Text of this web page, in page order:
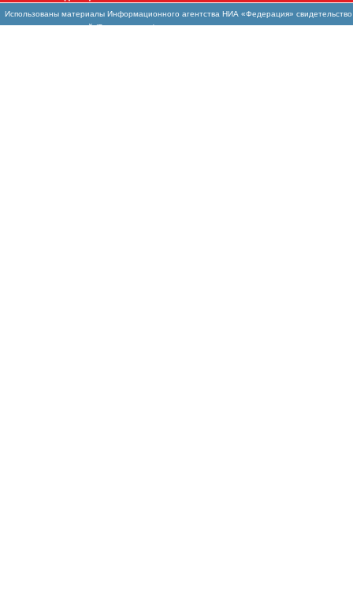
Использованы материалы Информационного агентства НИА «Федерация»
массовых коммуникаций (Роскомнадзор)